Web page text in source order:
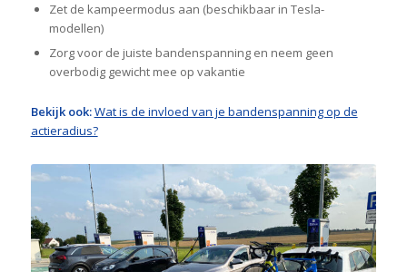
Zet de kampeermodus aan (beschikbaar in Tesla-
modellen)
Zorg voor de juiste bandenspanning en neem geen
overbodig gewicht mee op vakantie
Bekijk ook:Wat is de invloed van je bandenspanning op de
actieradius?